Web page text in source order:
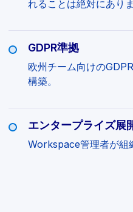
れることは絶対にありま
GDPR準拠
欧州チーム向けの
構築。
エンタープライズ展
Workspace管理者が組